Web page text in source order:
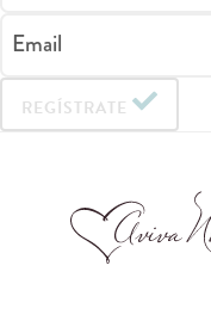
Email
REGÍSTRATE